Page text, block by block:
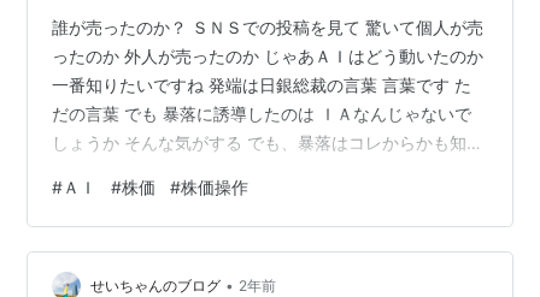
誰が売ったのか？ ＳＮＳでの投稿を見て 驚いて個人が売
ったのか 外人が売ったのか じゃあＡＩはどう動いたのか
一番知りたいですね 発端は日銀総裁の言葉 言葉です た
だの言葉 でも 暴落に誘導したのは ＩＡなんじゃないで
しょうか そんな気がする でも、暴落はコレからかも知れ
#ＡＩ #株価 #株価操作
せいちゃんのブログ • 2年前